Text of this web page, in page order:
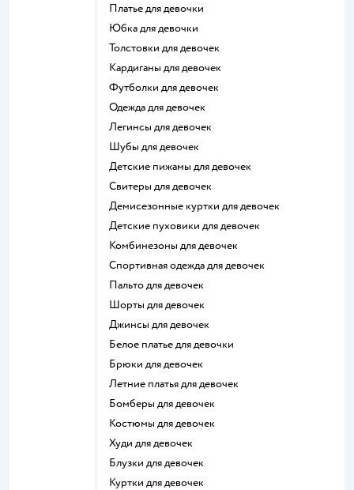
Платье для девочки
Юбка для девочки
Толстовки для девочек
Кардиганы для девочек
Футболки для девочек
Одежда для девочек
Легинсы для девочек
Шубы для девочек
Детские пижамы для девочек
Свитеры для девочек
Демисезонные куртки для девочек
Детские пуховики для девочек
Комбинезоны для девочек
Спортивная одежда для девочек
Пальто для девочек
Шорты для девочек
Джинсы для девочек
Белое платье для девочки
Брюки для девочек
Летние платья для девочек
Бомберы для девочек
Костюмы для девочек
Худи для девочек
Блузки для девочек
Куртки для девочек